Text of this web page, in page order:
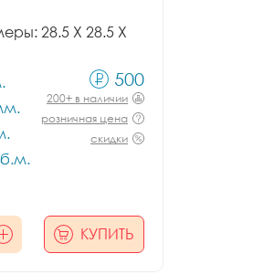
28.5 X 28.5 X
500
200+ в наличии
розничная цена
скидки
КУПИТЬ